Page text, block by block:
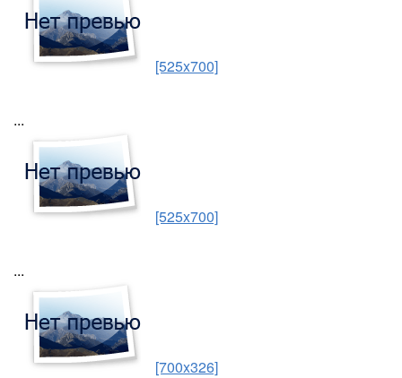
[525x700]
...
[525x700]
...
[700x326]